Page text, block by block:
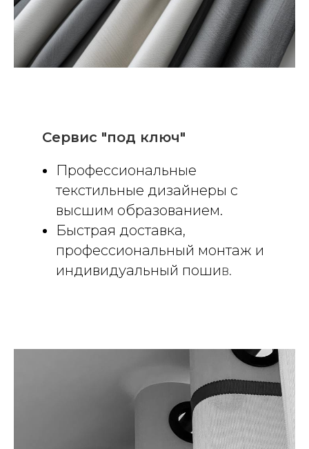
Сервис "под ключ"
Профессиональные
текстильные дизайнеры с
высшим образованием.
Быстрая доставка,
профессиональный монтаж и
индивидуальный пошив.